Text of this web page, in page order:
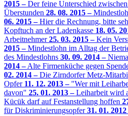
2015 –Der feine Unterschied
Überstunden 28. 08. 2015 –
06. 2015 –Hier die Rechnung, bitte
Kopftuch an der Ladenkasse 18. 05.
Arbeitnehmer25. 03. 2015 –Kein
2015 –Mindestlohn im Alltag der
des Mindestlohns 30. 09. 2014 –
2014 –Alte Firmenküche gegen
02. 2014 –Die Zirndorfer Metz-
Opfer 11. 12. 2013 –"Wer mit
davon" 25. 01. 2013 –Leiharbeit wird
Kücük darf auf Festanstellung hoffen
für Diskriminierungsopfer31. 01. 2012